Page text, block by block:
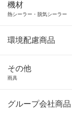
機材
熱シーラー・脱気シーラー
環境配慮商品
その他
雨具
グループ会社商品